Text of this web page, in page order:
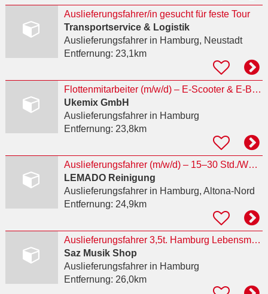
Auslieferungsfahrer/in gesucht für feste Tour
Transportservice & Logistik
Auslieferungsfahrerin Hamburg, Neustadt
Entfernung: 23,1km
Flottenmitarbeiter (m/w/d) – E-Scooter & E-Bike Service – mehrere Standorte in Deutschland
Ukemix GmbH
Auslieferungsfahrerin Hamburg
Entfernung: 23,8km
Auslieferungsfahrer (m/w/d) – 15–30 Std./Woche – Hamburg
LEMADO Reinigung
Auslieferungsfahrerin Hamburg, Altona-Nord
Entfernung: 24,9km
Auslieferungsfahrer 3,5t. Hamburg Lebensmittel
Saz Musik Shop
Auslieferungsfahrerin Hamburg
Entfernung: 26,0km